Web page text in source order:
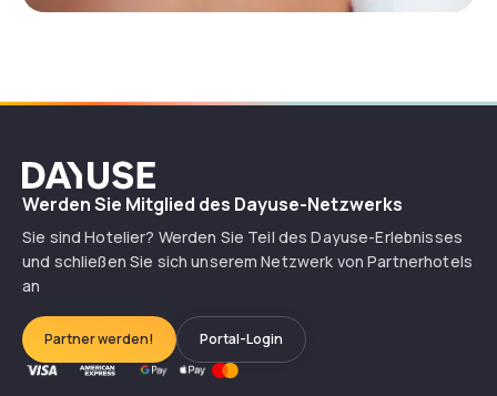
Dayuse
Werden Sie Mitglied des Dayuse-Netzwerks
Sie sind Hotelier? Werden Sie Teil des Dayuse-Erlebnisses
und schließen Sie sich unserem Netzwerk von Partnerhotels
an
Partner werden! Portal-Login